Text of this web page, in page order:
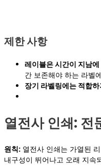
제한 사항
레이블은 시간이 지남
간 보존해야 하는 라벨
장기 라벨링에는 적합
열전사 인쇄: 전
원칙: 열전사 인쇄는 가열된
내구성이 뛰어나고 오래 지속